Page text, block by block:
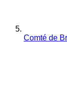
Comté de